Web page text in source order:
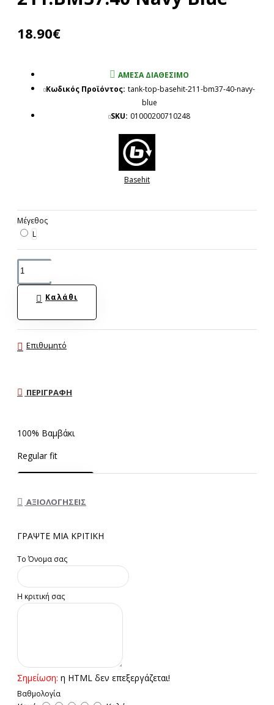
18.90€
ΆΜΕΣΑ ΔΙΑΘΈΣΙΜΟ
Κωδικός Προϊόντος: tank-top-basehit-211-bm37-40-navy-
blue
SKU: 01000200710248
Basehit
Μέγεθος
L
Καλάθι
Επιθυμητό
ΠΕΡΙΓΡΑΦΉ
100% Βαμβάκι
Regular fit
ΑΞΙΟΛΟΓΉΣΕΙΣ
ΓΡΆΨΤΕ ΜΙΑ ΚΡΙΤΙΚΉ
Το Όνομα σας
Η κριτική σας
Σημείωση: η HTML δεν επεξεργάζεται!
Βαθμολογία